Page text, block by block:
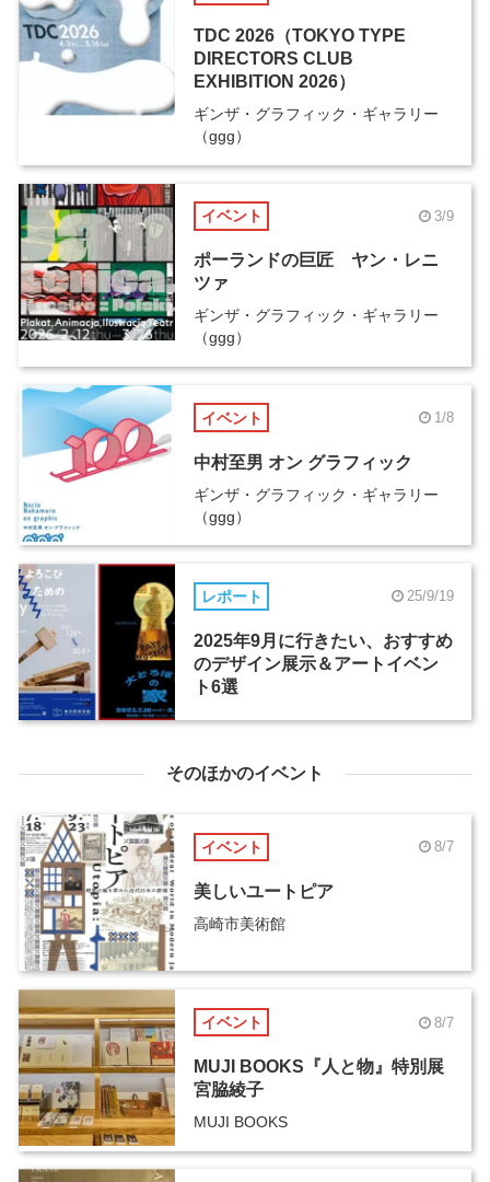
TDC 2026（TOKYO TYPE
DIRECTORS CLUB
EXHIBITION 2026）
ギンザ・グラフィック・ギャラリー
（ggg）
イベント 3/9
ポーランドの巨匠 ヤン・レニ
ツァ
ギンザ・グラフィック・ギャラリー
（ggg）
イベント 1/8
中村至男 オン グラフィック
ギンザ・グラフィック・ギャラリー
（ggg）
レポート 25/9/19
2025年9月に行きたい、おすすめ
のデザイン展示＆アートイベン
ト6選
そのほかのイベント
イベント 8/7
美しいユートピア
高崎市美術館
イベント 8/7
MUJI BOOKS『人と物』特別展
宮脇綾子
MUJI BOOKS